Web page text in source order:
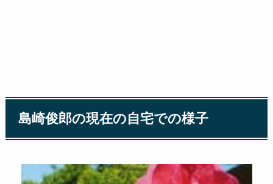
島崎俊郎の現在の自宅での様子